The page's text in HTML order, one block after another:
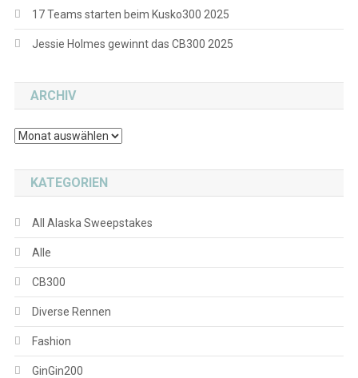
17 Teams starten beim Kusko300 2025
Jessie Holmes gewinnt das CB300 2025
ARCHIV
Archiv
KATEGORIEN
All Alaska Sweepstakes
Alle
CB300
Diverse Rennen
Fashion
GinGin200